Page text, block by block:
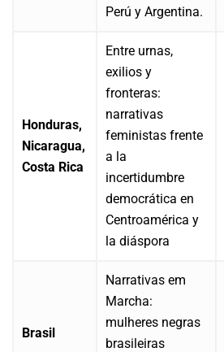
Perú y Argentina.
Honduras,
Nicaragua,
Costa Rica
Entre urnas,
exilios y
fronteras:
narrativas
feministas frente
a la
incertidumbre
democrática en
Centroamérica y
la diáspora
Brasil
Narrativas em
Marcha:
mulheres negras
brasileiras